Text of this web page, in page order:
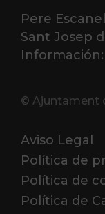
Pere
Sant Josep
Información:
© Ajuntament
Aviso Legal
Política de
Política de
Política de